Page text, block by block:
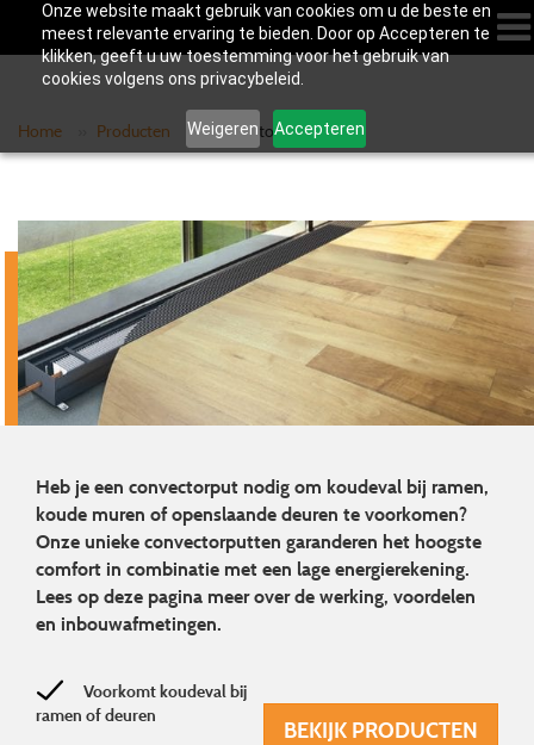
Onze website maakt gebruik van cookies om u de beste en
meest relevante ervaring te bieden. Door op Accepteren te
klikken, geeft u uw toestemming voor het gebruik van
cookies volgens ons privacybeleid.
Weigeren Accepteren
Home Producten » Convectorput
Heb je een convectorput nodig om koudeval bij ramen,
koude muren of openslaande deuren te voorkomen?
Onze unieke convectorputten garanderen het hoogste
comfort in combinatie met een lage energierekening.
Lees op deze pagina meer over de werking, voordelen
en inbouwafmetingen.
BEKIJK PRODUCTEN
Voorkomt koudeval bij
ramen of deuren